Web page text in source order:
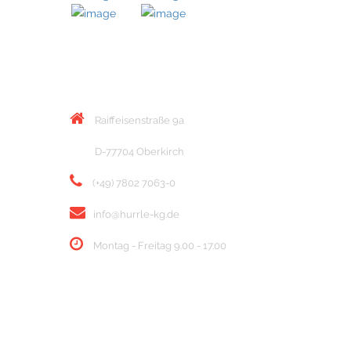
Raiffeisenstraße 9a
D-77704 Oberkirch
(+49) 7802 7063-0
info@hurrle-kg.de
Montag - Freitag 9.00 - 17.00